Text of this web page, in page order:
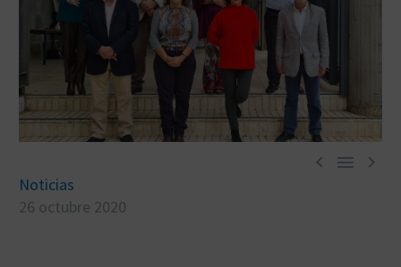
  
Noticias
26 octubre 2020